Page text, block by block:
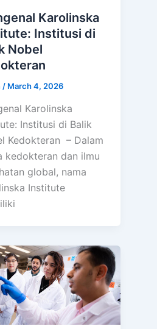
Karolinska
Institusi di
Nobel
/ March 4, 2026
Karolinska
Institusi di Balik
Kedokteran – Dalam
kedokteran dan ilmu
global, nama
Institute